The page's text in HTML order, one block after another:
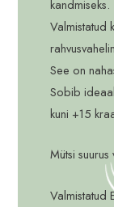
kandmiseks.
Valmistatud
See on
Sobib
kuni +15
Mütsi
Valmistatud